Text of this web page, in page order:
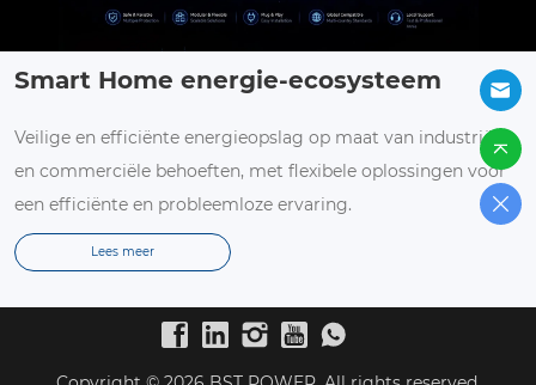
Smart Home energie-ecosysteem
Veilige en efficiënte energieopslag op maat van industriële
en commerciële behoeften, met flexibele oplossingen voor
een efficiënte en probleemloze ervaring.
Lees meer